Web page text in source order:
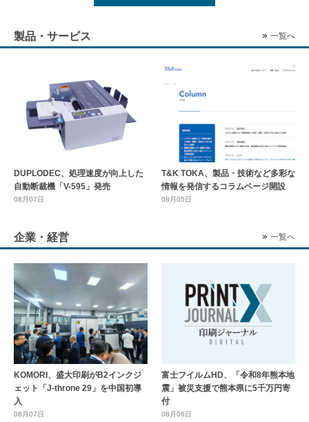
製品・サービス 一覧へ
DUPLODEC、処理速度が向上した
自動断裁機「V-595」発売
08月07日
T&K TOKA、製品・技術など多彩な
情報を発信するコラムページ開設
08月05日
企業・経営 一覧へ
KOMORI、盛大印刷がB2インクジ
ェット「J-throne 29」を中国初導
入
08月07日
富士フイルムHD、「令和8年熊本地
震」被災支援で熊本県に5千万円寄
付
08月06日